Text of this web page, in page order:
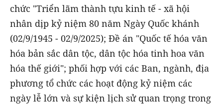
chức "Triển lãm thành tựu kinh tế - xã hội
nhân dịp kỷ niệm 80 năm Ngày Quốc khánh
(02/9/1945 - 02/9/2025); Đề án "Quốc tế hóa văn
hóa bản sắc dân tộc, dân tộc hóa tinh hoa văn
hóa thế giới"; phối hợp với các Ban, ngành, địa
phương tổ chức các hoạt động kỷ niệm các
ngày lễ lớn và sự kiện lịch sử quan trọng trong